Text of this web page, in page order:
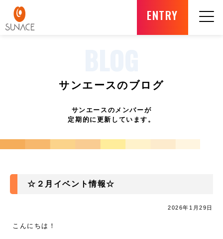
ENTRY
サンエースのブログ
サンエースのメンバーが
定期的に更新しています。
☆２月イベント情報☆
2026年1月29日
こんにちは！